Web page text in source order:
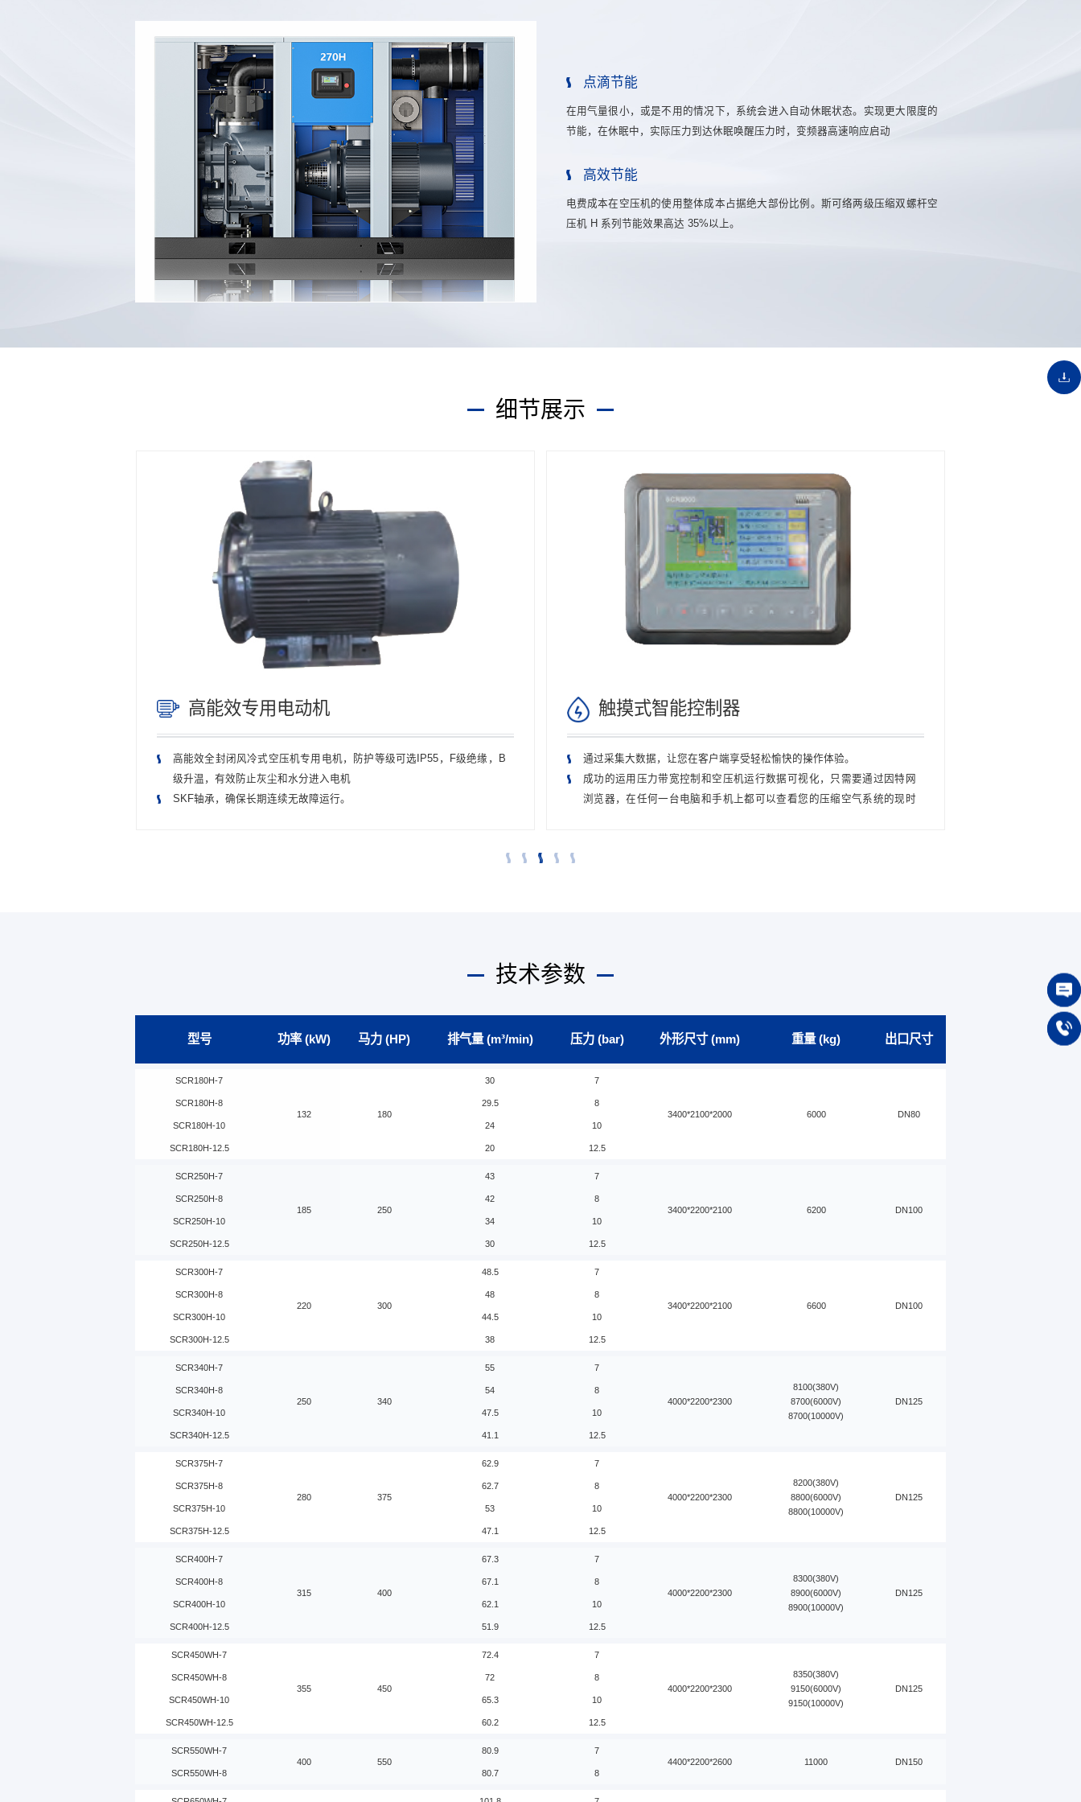
点滴节能
在用气量很小，或是不用的情况下，系统会进入自动休眠状态。实现更大限度的
节能，在休眠中，实际压力到达休眠唤醒压力时，变频器高速响应启动
高效节能
电费成本在空压机的使用整体成本占据绝大部份比例。斯可络两级压缩双螺杆空
压机 H 系列节能效果高达 35%以上。
细节展示
高能效专用电动机
高能效全封闭风冷式空压机专用电机，防护等级可选IP55，F级绝缘，B
级升温，有效防止灰尘和水分进入电机
SKF轴承，确保长期连续无故障运行。
触摸式智能控制器
通过采集大数据，让您在客户端享受轻松愉快的操作体验。
成功的运用压力带宽控制和空压机运行数据可视化，只需要通过因特网
浏览器，在任何一台电脑和手机上都可以查看您的压缩空气系统的现时
技术参数
型号 功率 (kW) 马力 (HP) 排气量 (m³/min) 压力 (bar) 外形尺寸 (mm) 重量 (kg) 出口尺寸
SCR180H-7
132 180
30 7
3400*2100*2000 6000 DN80
SCR180H-8 29.5 8
SCR180H-10 24 10
SCR180H-12.5 20 12.5
SCR250H-7
185 250
43 7
3400*2200*2100 6200 DN100
SCR250H-8 42 8
SCR250H-10 34 10
SCR250H-12.5 30 12.5
SCR300H-7
220 300
48.5 7
3400*2200*2100 6600 DN100
SCR300H-8 48 8
SCR300H-10 44.5 10
SCR300H-12.5 38 12.5
SCR340H-7
250 340
55 7
4000*2200*2300
8100(380V)
8700(6000V)
8700(10000V)
DN125
SCR340H-8 54 8
SCR340H-10 47.5 10
SCR340H-12.5 41.1 12.5
SCR375H-7
280 375
62.9 7
4000*2200*2300
8200(380V)
8800(6000V)
8800(10000V)
DN125
SCR375H-8 62.7 8
SCR375H-10 53 10
SCR375H-12.5 47.1 12.5
SCR400H-7
315 400
67.3 7
4000*2200*2300
8300(380V)
8900(6000V)
8900(10000V)
DN125
SCR400H-8 67.1 8
SCR400H-10 62.1 10
SCR400H-12.5 51.9 12.5
SCR450WH-7
355 450
72.4 7
4000*2200*2300
8350(380V)
9150(6000V)
9150(10000V)
DN125
SCR450WH-8 72 8
SCR450WH-10 65.3 10
SCR450WH-12.5 60.2 12.5
SCR550WH-7
400
550
80.9
7
4400*2200*2600
11000
DN150
SCR550WH-8
80.7 8
在线咨